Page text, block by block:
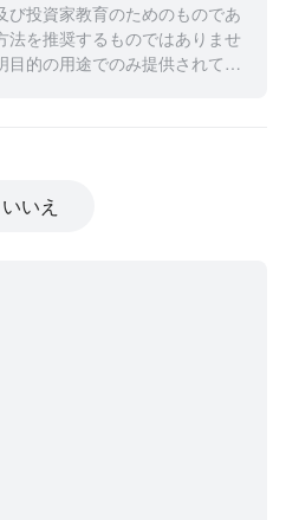
び投資家教育のためのものであ
法を推奨するものではありませ
目的の用途でのみ提供されてお
の皆様が投資判断を下される
実績は、将来の成功を保証する
かなる特定の目的への適時性に
しません。
いいえ